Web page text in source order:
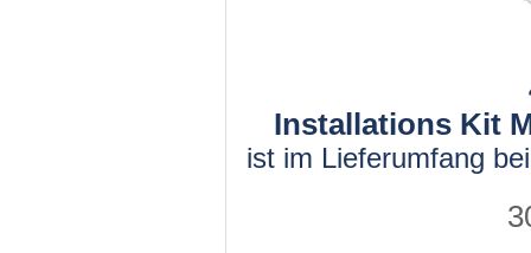
Installations Kit
ist im Lieferumfang